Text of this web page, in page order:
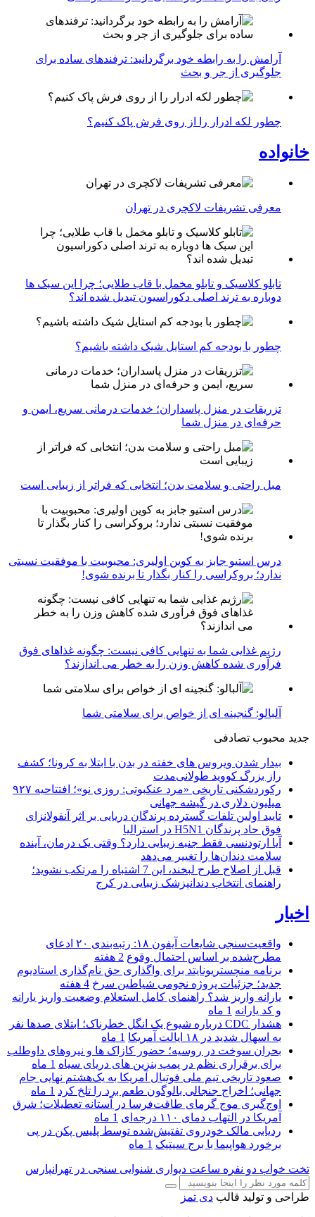
آرامش را به رابطه خود برگردانید: ترفندهای ساده برای
جلوگیری از جر و بحث
چطور لکه ادرار را از روی فرش پاک کنیم؟
خانواده
معرفی تشریفات لاکچری در تهران
تابلو کلاسیک و تابلو مخمل با قاب طلایی؛ چرا این سبک ها
دوباره به ترند اصلی دکوراسیون تبدیل شده اند؟
چطور با بودجه کم استایل شیک داشته باشیم؟
تزریقات در منزل پاسداران؛ خدمات درمانی سریع، ایمن و
حرفه‌ای در منزل شما
مبل راحتی و سلامت بدن؛ انتخابی که فراتر از زیبایی است
درس استیو جابز به کوین اولیری: محبوبیت با موفقیت نسبتی
ندارد؛ بروکراسی را کنار بگذار تا برنده شوی!
رژیم غذایی شما به تنهایی کافی نیست: چگونه غذاهای فوق
فرآوری شده کاهش وزن را به خطر می اندازند؟
آلبالو: گنجینه ای از خواص برای سلامتی شما
جدید محبوب تصادفی
بیدار شدن ویروس‌ های خفته در بدن با ابتلا به کرونا؛ کشف
راز بزرگ کووید طولانی‌مدت
رکوردشکنی تاریخی «مرد عنکبوتی: روزی نو»؛ افتتاحیه ۹۲۷
میلیون دلاری در گیشه جهانی
تایید اولین تلفات گسترده پرندگان دریایی بر اثر آنفولانزای
فوق حاد پرندگان H5N1 در استرالیا
آیا ارتودنسی فقط جنبه زیبایی دارد؟ وقتی یک درمان، آینده
سلامت دندان‌ها را تغییر می‌دهد
قبل از اصلاح طرح لبخند، این 7 اشتباه را مرتکب نشوید؛
راهنمای انتخاب دندانپزشک زیبایی در کرج
اخبار
واقعیت‌سنجی شایعات آیفون ۱۸: رتبه‌بندی ۲۰ ادعای
مطرح‌شده بر اساس احتمال وقوع 2 هفته
برنامه منچستریونایتد برای واگذاری حق نام‌گذاری استادیوم
جدید؛ جزئیات پروژه نجومی شیاطین سرخ 4 هفته
یارانه واریز شد؟ راهنمای کامل استعلام وضعیت واریز یارانه
و کد یارانه 1 ماه
هشدار CDC درباره شیوع یک انگل خطرناک؛ ابتلای صدها نفر
به اسهال شدید در ۱۸ ایالت آمریکا
1 ماه
بحران سوخت در روسیه؛ حضور کازاک‌ ها و نیروهای داوطلب
برای برقراری نظم در پمپ بنزین‌ های دریای سیاه 1 ماه
صعود تاریخی تیم ملی فوتبال آمریکا به یک‌هشتم نهایی جام
جهانی؛ اخراج جنجالی بالوگون طعم برد را تلخ کرد 1 ماه
اوج‌گیری موج گرمای طاقت‌فرسا در آستانه تعطیلات؛ شرق
آمریکا در التهاب دمای ۱۱۰ درجه‌ای
1 ماه
ردیابی مالک خودروی تفتیش‌شده توسط پلیس پکن در پی
برخورد هواپیما با برج سیتیک 1 ماه
تخت خواب دو نفره ساعت دیواری شنوایی سنجی در تهرانپارس
طراحی و تولید قالب دی تمز